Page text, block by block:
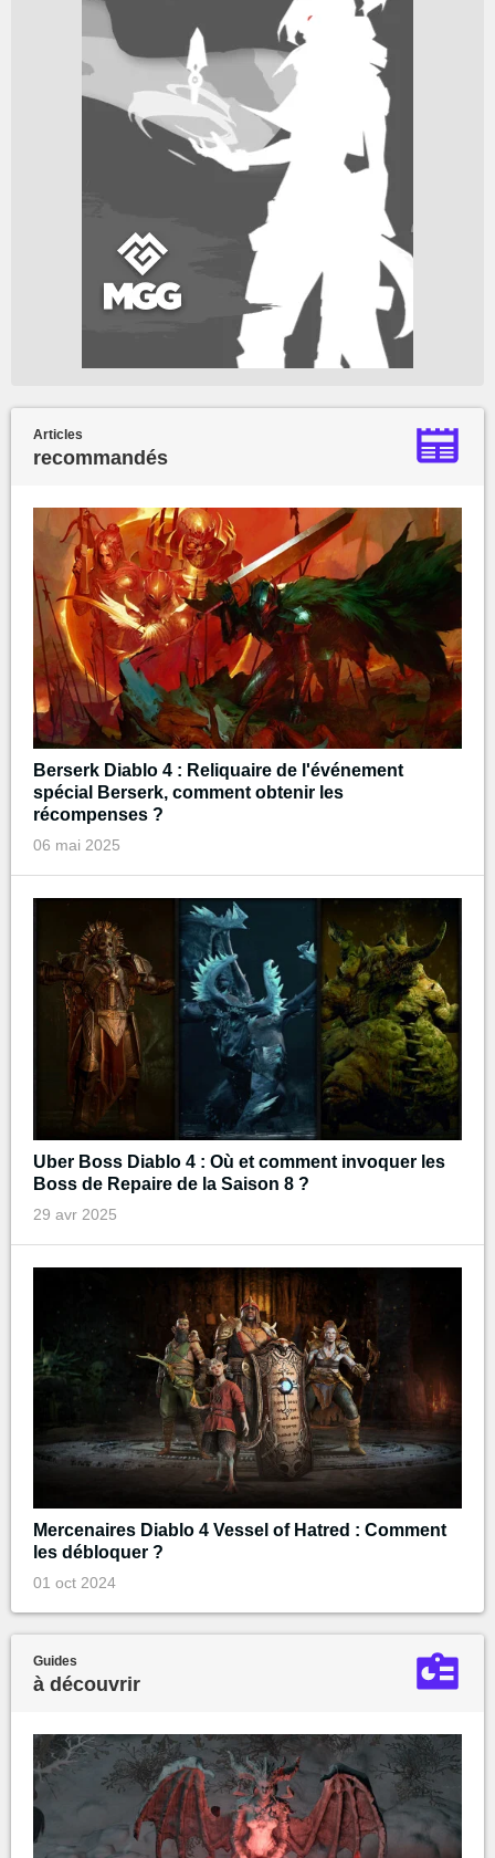
Articles
recommandés
Berserk Diablo 4 : Reliquaire de l'événement
spécial Berserk, comment obtenir les
récompenses ?
06 mai 2025
Uber Boss Diablo 4 : Où et comment invoquer les
Boss de Repaire de la Saison 8 ?
29 avr 2025
Mercenaires Diablo 4 Vessel of Hatred : Comment
les débloquer ?
01 oct 2024
Guides
à découvrir